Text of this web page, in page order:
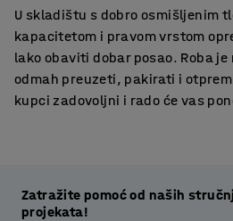
U skladištu s dobro osmišljenim
kapacitetom i pravom vrstom
lako obaviti dobar posao. Roba
odmah preuzeti, pakirati i
kupci zadovoljni i rado će vas
Zatražite pomoć od naših
projekata!